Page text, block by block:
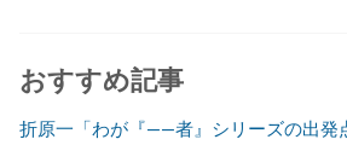
おすすめ記事
折原一「わが『――者』シリーズの出発